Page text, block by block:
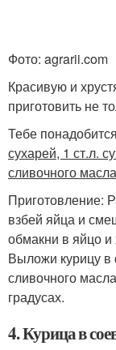
Фото: agrarii.com
Красивую и
приготовить не
Тебе
сухарей, 1 ст.л.
сливочного
Приготовление:
взбей яйца и
обмакни в яйцо
Выложи курицу в
сливочного
градусах.
4. Курица в